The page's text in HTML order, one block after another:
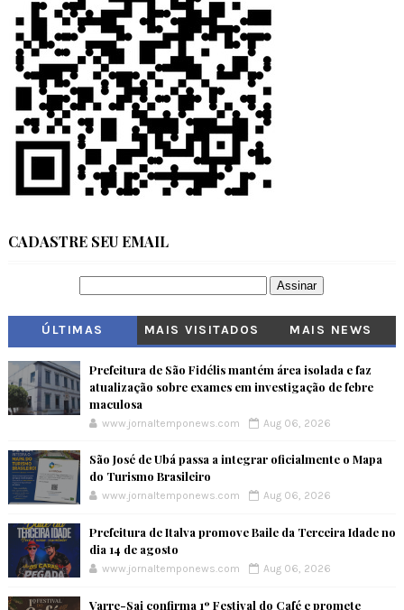
CADASTRE SEU EMAIL
ÚLTIMAS MAIS VISITADOS MAIS NEWS
Prefeitura de São Fidélis mantém área isolada e faz
atualização sobre exames em investigação de febre
maculosa
www.jornaltemponews.com Aug 06, 2026
São José de Ubá passa a integrar oficialmente o Mapa
do Turismo Brasileiro
www.jornaltemponews.com Aug 06, 2026
Prefeitura de Italva promove Baile da Terceira Idade no
dia 14 de agosto
www.jornaltemponews.com Aug 06, 2026
Varre-Sai confirma 1º Festival do Café e promete